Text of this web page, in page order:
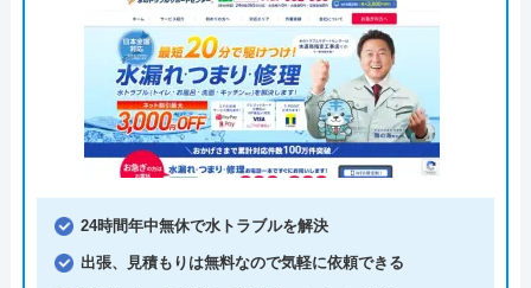
24時間年中無休で水トラブルを解決
出張、見積もりは無料なので気軽に依頼できる